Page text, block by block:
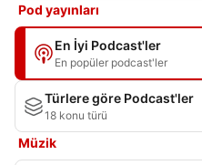
Pod yayınları
En İyi Podcast'ler
En popüler podcast'ler
Türlere göre Podcast'ler
18 konu türü
Müzik